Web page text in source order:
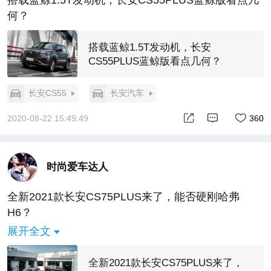
何？
搭载蓝鲸1.5T发动机，长安
CS55PLUS蓝鲸版看点几何？
长安CS55 长安汽车
2020-08-22 15:49:49 360
时尚爱车达人
全新2021款长安CS75PLUS来了，能否硬刚哈弗
H6？
展开全文
全新2021款长安CS75PLUS来了，